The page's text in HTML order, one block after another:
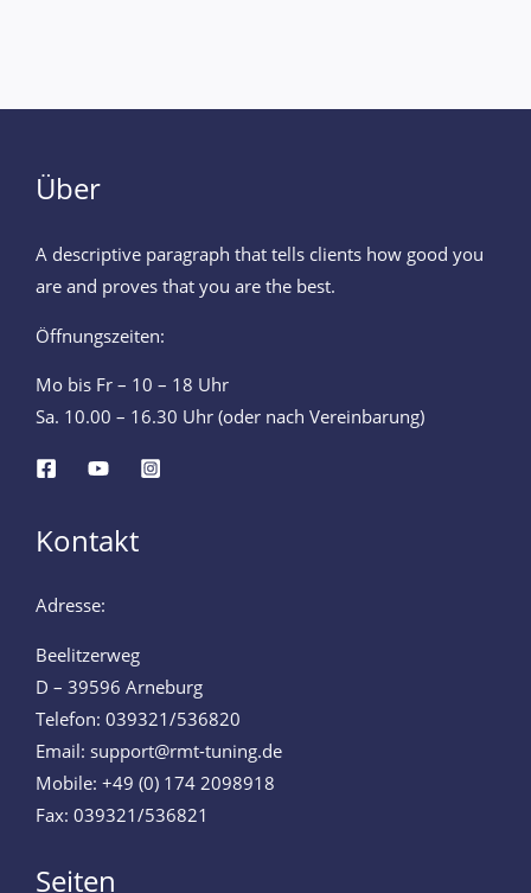
Über
A descriptive paragraph that tells clients how good you
are and proves that you are the best.
Öffnungszeiten:
Mo bis Fr – 10 – 18 Uhr
Sa. 10.00 – 16.30 Uhr (oder nach Vereinbarung)
Kontakt
Adresse:
Beelitzerweg
D – 39596 Arneburg
Telefon: 039321/536820
Email: support@rmt-tuning.de
Mobile: +49 (0) 174 2098918
Fax: 039321/536821
Seiten